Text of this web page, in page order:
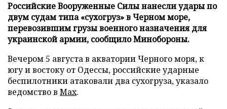
Российские Вооруженные Силы нанесли удары по
двум судам типа «сухогруз» в Черном море,
перевозившим грузы военного назначения для
украинской армии, сообщило Минобороны.
Вечером 5 августа в акватории Черного моря, к
югу и востоку от Одессы, российские ударные
беспилотники атаковали два сухогруза, указало
ведомство в Max.